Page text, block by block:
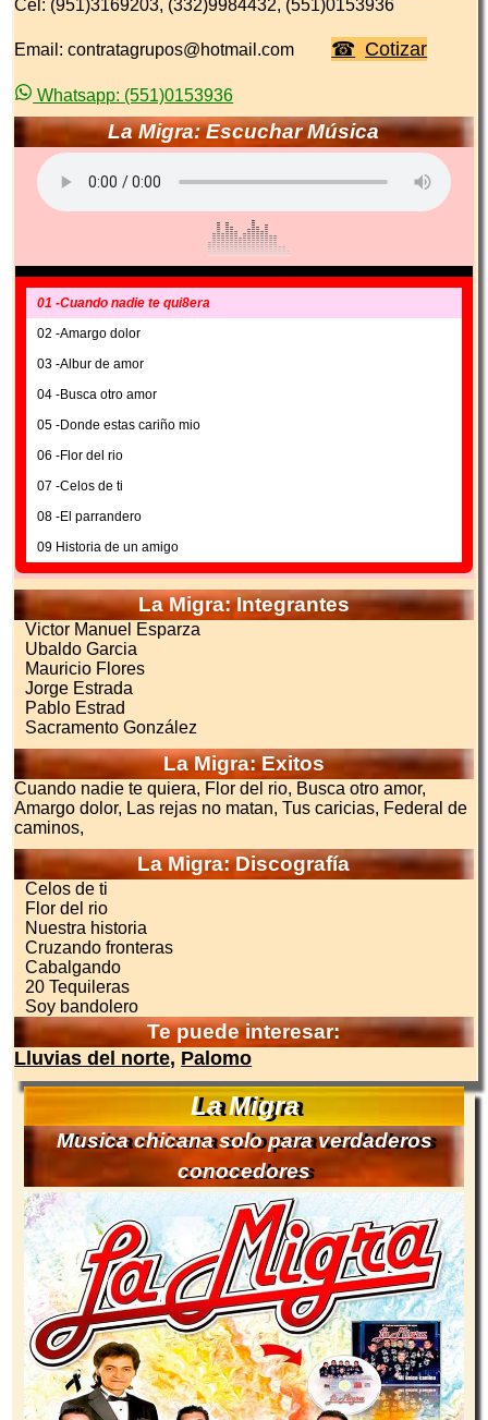
Cel: (951)3169203, (332)9984432, (551)0153936
Email: contratagrupos@hotmail.com Cotizar
Whatsapp: (551)0153936
La Migra: Escuchar Música
01 -Cuando nadie te qui8era
02 -Amargo dolor
03 -Albur de amor
04 -Busca otro amor
05 -Donde estas cariño mio
06 -Flor del rio
07 -Celos de ti
08 -El parrandero
09 Historia de un amigo
La Migra: Integrantes
Victor Manuel Esparza
Ubaldo Garcia
Mauricio Flores
Jorge Estrada
Pablo Estrad
Sacramento González
La Migra: Exitos
Cuando nadie te quiera, Flor del rio, Busca otro amor,
Amargo dolor, Las rejas no matan, Tus caricias, Federal de
caminos,
La Migra: Discografía
Celos de ti
Flor del rio
Nuestra historia
Cruzando fronteras
Cabalgando
20 Tequileras
Soy bandolero
Te puede interesar:
Lluvias del norte, Palomo
La Migra
Musica chicana solo para verdaderos
conocedores